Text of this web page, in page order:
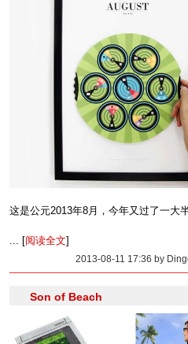
这是公元2013年8月，今年又过了一大
... [阅读全文]
2013-08-11 17:36 by
Son of Beach